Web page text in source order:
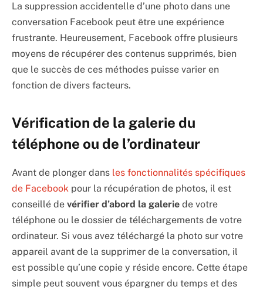
La suppression accidentelle d’une photo dans une
conversation Facebook peut être une expérience
frustrante. Heureusement, Facebook offre plusieurs
moyens de récupérer des contenus supprimés, bien
que le succès de ces méthodes puisse varier en
fonction de divers facteurs.
Vérification de la galerie du
téléphone ou de l’ordinateur
Avant de plonger dans les fonctionnalités spécifiques
de Facebook pour la récupération de photos, il est
conseillé de vérifier d’abord la galerie de votre
téléphone ou le dossier de téléchargements de votre
ordinateur. Si vous avez téléchargé la photo sur votre
appareil avant de la supprimer de la conversation, il
est possible qu’une copie y réside encore. Cette étape
simple peut souvent vous épargner du temps et des